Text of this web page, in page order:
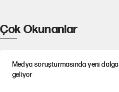
Çok Okunanlar
Medya soruşturmasında yeni dalga
geliyor